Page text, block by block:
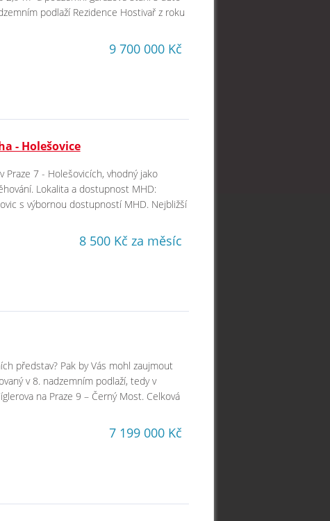
podlaží Rezidence Hostivař z roku
9 700 000 Kč
- Holešovice
7 - Holešovicích, vhodný jako
Lokalita a dostupnost MHD:
s výbornou dostupností MHD. Nejbližší
8 500 Kč za měsíc
představ? Pak by Vás mohl zaujmout
v 8. nadzemním podlaží, tedy v
na Praze 9 – Černý Most. Celková
7 199 000 Kč